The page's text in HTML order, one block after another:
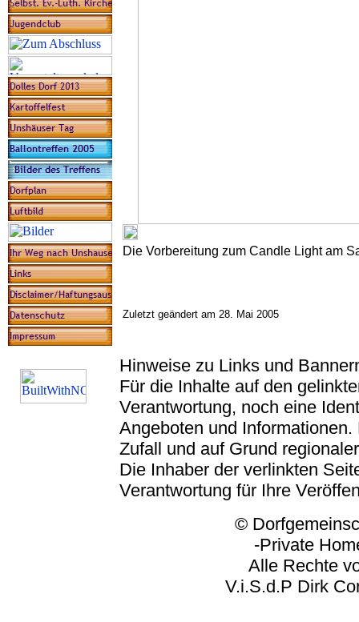
Die Vorbereitung zum Candle Light am
Zuletzt geändert am 28. Mai 2005
Hinweise zu Links und
Für die Inhalte auf den
Verantwortung, noch eine
Angeboten und
Zufall und auf Grund
Die Inhaber der verlinkten
Verantwortung für Ihre
© Dorfgemeinschaft
-Private
Alle Rechte
V.i.S.d.P Dirk